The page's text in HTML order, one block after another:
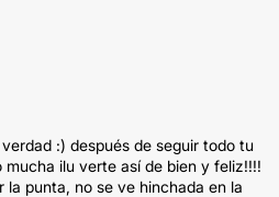
:) después de seguir todo tu
mucha ilu verte así de bien y feliz!!!!
la punta, no se ve hinchada en la